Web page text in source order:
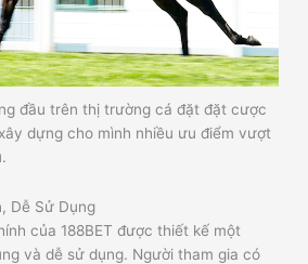
đầu trên thị trường cá đặt đặt cược
dựng cho mình nhiều ưu điểm vượt
Dễ Sử Dụng
của 188BET được thiết kế một
và dễ sử dụng. Người tham gia có